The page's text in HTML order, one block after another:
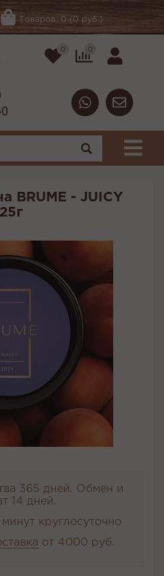
Товаров: 0 (0 руб.)
0 0
BRUME - JUICY
365 дней. Обмен и
14 дней.
круглосуточно
от 4000 руб.